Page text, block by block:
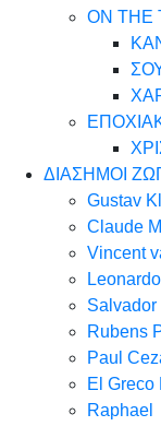
ON THE
ΔΙΑΣΗΜΟΙ
Gustav
Claude
Vincent
Salvador
Rubens
Paul
El Greco
Raphael